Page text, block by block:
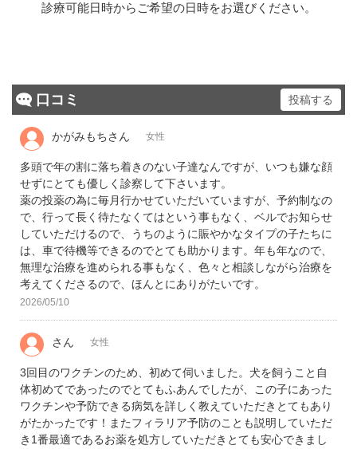
診療可能日時からご希望の日時をお選びください。
口コミ 投稿する
かがみもちさん 女性
多頭で年の割に落ち着きのない子達なんですが、いつも嫌な顔
せずにとても優しく診察して下さいます。
薬の投薬の為に毎月行かせていただいていますが、予約制なの
で、行って長く待たなくてはという事もなく、ベルでお知らせ
していただけるので、うちのように賑やかなタイプの子たちに
は、車で待機等できるのでとても助かります。年も年なので、
無理な治療を進められる事もなく、色々と相談しながら治療を
考えてくださるので、ほんとにありがたいです。
2026/05/10
さん 女性
3回目のワクチンのため、初めて伺いました。犬を飼うこと自
体初めてであったのでとてもふあんでしたが、この子にあった
ワクチンや予防できる病気を詳しく教えていただきとてもあり
がたかったです！またフィラリア予防のことも説明していただ
き1番最適であるお薬を処方していただきとても安心できまし